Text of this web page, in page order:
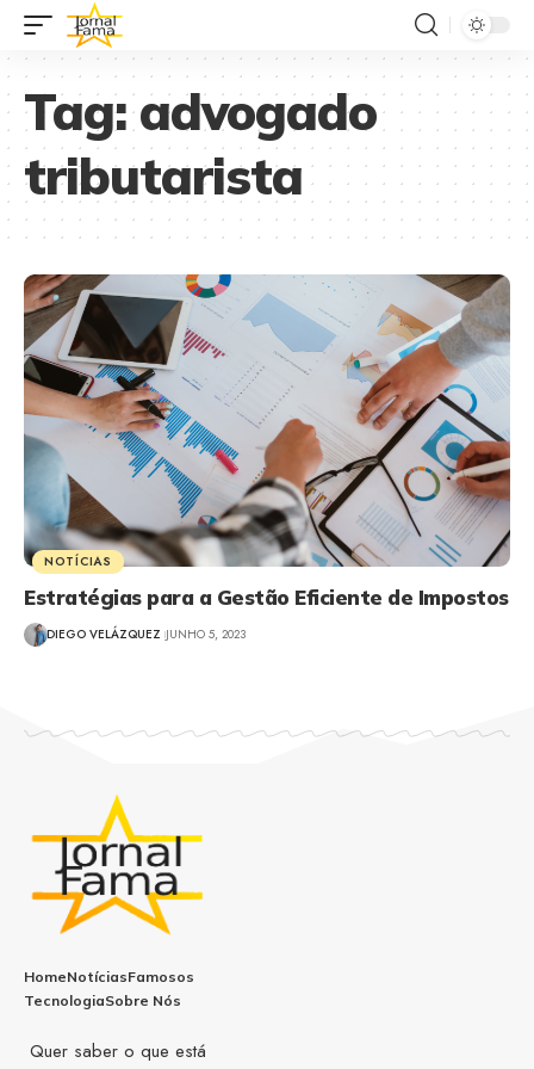
Tag:advogado
tributarista
NOTÍCIAS
Estratégias para a Gestão Eficiente de Impostos
DIEGO VELÁZQUEZ JUNHO 5, 2023
HomeNotíciasFamosos
TecnologiaSobre Nós
Quer saber o que está